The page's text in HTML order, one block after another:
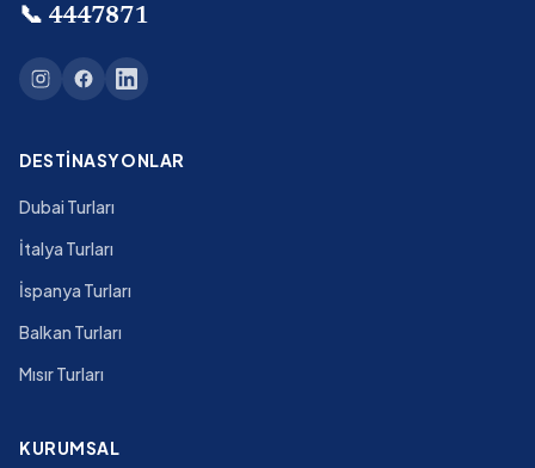
📞 4447871
DESTINASYONLAR
Dubai Turları
İtalya Turları
İspanya Turları
Balkan Turları
Mısır Turları
KURUMSAL